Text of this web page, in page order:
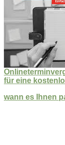
für eine
wann es Ihnen